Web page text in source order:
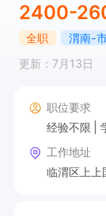
2400-
全职 渭南-
更新：7月13日
职位要求
经验不限
工作地址
临渭区上